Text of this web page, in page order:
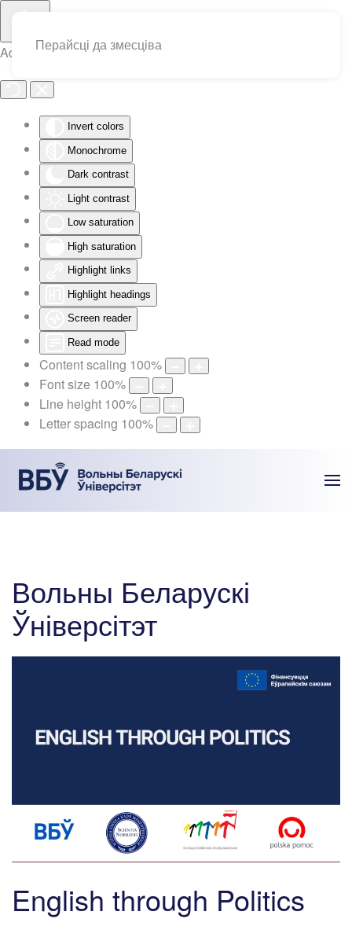
Accessibility Tools
Invert colors
Monochrome
Dark contrast
Light contrast
Low saturation
High saturation
Highlight links
Highlight headings
Screen reader
Read mode
Content scaling 100%
Font size 100%
Line height 100%
Letter spacing 100%
Перайсці да змесціва
Вольны Беларускі
Ўніверсітэт
English through Politics